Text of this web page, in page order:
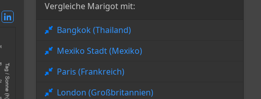
Vergleiche Marigot mit:
Bangkok (Thailand)
Mexiko Stadt (Mexiko)
Paris (Frankreich)
London (Großbritannien)